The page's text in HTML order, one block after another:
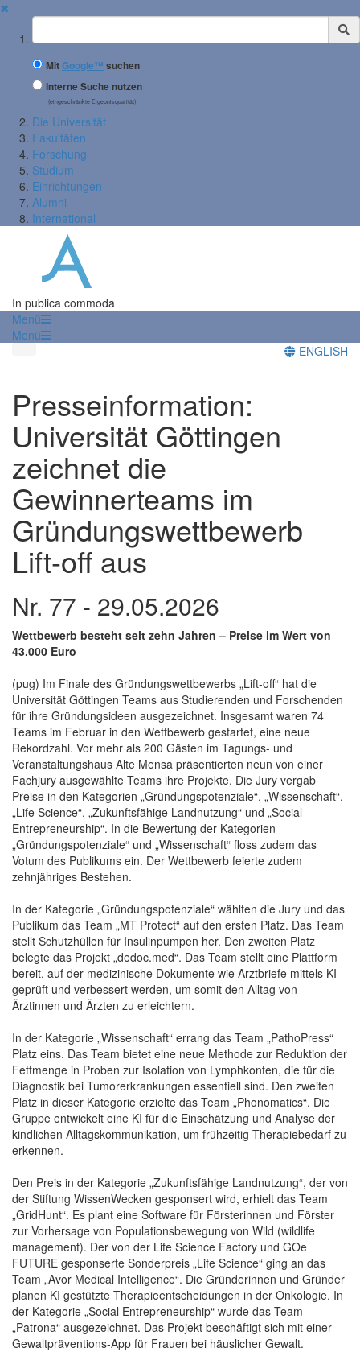
✖
Suchbegriff
MitGoogle™ suchen
Interne Suche nutzen
(eingeschränkte Ergebnisqualität)
Die Universität
Fakultäten
Forschung
Studium
Einrichtungen
Alumni
International
In publica commoda
Menü
Menü
ENGLISH
Presseinformation:
Universität Göttingen
zeichnet die
Gewinnerteams im
Gründungswettbewerb
Lift-off aus
Nr. 77 - 29.05.2026
Wettbewerb besteht seit zehn Jahren – Preise im Wert von
43.000 Euro
(pug) Im Finale des Gründungswettbewerbs „Lift-off“ hat die
Universität Göttingen Teams aus Studierenden und Forschenden
für ihre Gründungsideen ausgezeichnet. Insgesamt waren 74
Teams im Februar in den Wettbewerb gestartet, eine neue
Rekordzahl. Vor mehr als 200 Gästen im Tagungs- und
Veranstaltungshaus Alte Mensa präsentierten neun von einer
Fachjury ausgewählte Teams ihre Projekte. Die Jury vergab
Preise in den Kategorien „Gründungspotenziale“, „Wissenschaft“,
„Life Science“, „Zukunftsfähige Landnutzung“ und „Social
Entrepreneurship“. In die Bewertung der Kategorien
„Gründungspotenziale“ und „Wissenschaft“ floss zudem das
Votum des Publikums ein. Der Wettbewerb feierte zudem
zehnjähriges Bestehen.
In der Kategorie „Gründungspotenziale“ wählten die Jury und das
Publikum das Team „MT Protect“ auf den ersten Platz. Das Team
stellt Schutzhüllen für Insulinpumpen her. Den zweiten Platz
belegte das Projekt „dedoc.med“. Das Team stellt eine Plattform
bereit, auf der medizinische Dokumente wie Arztbriefe mittels KI
geprüft und verbessert werden, um somit den Alltag von
Ärztinnen und Ärzten zu erleichtern.
In der Kategorie „Wissenschaft“ errang das Team „PathoPress“
Platz eins. Das Team bietet eine neue Methode zur Reduktion der
Fettmenge in Proben zur Isolation von Lymphkonten, die für die
Diagnostik bei Tumorerkrankungen essentiell sind. Den zweiten
Platz in dieser Kategorie erzielte das Team „Phonomatics“. Die
Gruppe entwickelt eine KI für die Einschätzung und Analyse der
kindlichen Alltagskommunikation, um frühzeitig Therapiebedarf zu
erkennen.
Den Preis in der Kategorie „Zukunftsfähige Landnutzung“, der von
der Stiftung WissenWecken gesponsert wird, erhielt das Team
„GridHunt“. Es plant eine Software für Försterinnen und Förster
zur Vorhersage von Populationsbewegung von Wild (wildlife
management). Der von der Life Science Factory und GOe
FUTURE gesponserte Sonderpreis „Life Science“ ging an das
Team „Avor Medical Intelligence“. Die Gründerinnen und Gründer
planen KI gestützte Therapieentscheidungen in der Onkologie. In
der Kategorie „Social Entrepreneurship“ wurde das Team
„Patrona“ ausgezeichnet. Das Projekt beschäftigt sich mit einer
Gewaltpräventions-App für Frauen bei häuslicher Gewalt.